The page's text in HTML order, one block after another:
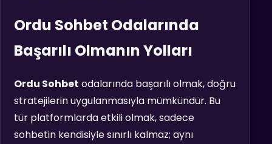
Ordu Sohbet Odalarında
Başarılı Olmanın Yolları
Ordu Sohbet odalarında başarılı olmak, doğru
stratejilerin uygulanmasıyla mümkündür. Bu
tür platformlarda etkili olmak, sadece
sohbetin kendisiyle sınırlı kalmaz; aynı